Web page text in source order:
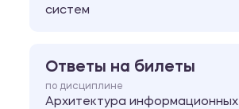
систем
Ответы на билеты
по дисциплине
Архитектура информационных